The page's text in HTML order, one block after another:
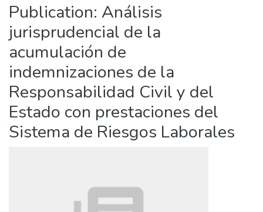
Publication: Análisis
jurisprudencial de la
acumulación de
indemnizaciones de la
Responsabilidad Civil y del
Estado con prestaciones del
Sistema de Riesgos Laborales